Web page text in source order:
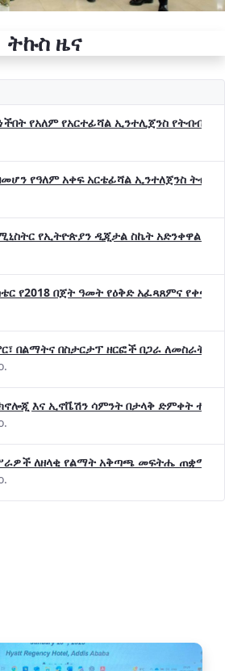
ትኩስ ዜና
የአለም የአርተፊሻል ኢንተሊጀንስ የትብብር
የዓለም አቀፍ አርቴፊሻል ኢንተለጀንስ
የኢትዮጵያን ዲጂታል ስኬት አድንቀዋል
የ2018 በጀት ዓመት የዕቅድ አፈጻጸምና
በልማትና በስታርታፕ ዘርፎች በጋራ ለመስራት
እና ኢኖቬሽን ሳምንት በታላቅ ድምቀት
ለዘላቂ የልማት አቅጣጫ መፍትሔ ጠቋሚ